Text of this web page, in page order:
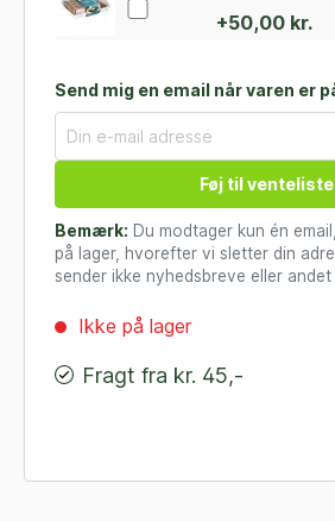
+50,00 kr.
Send mig en email når varen er
Føj til venteliste
Bemærk: Du modtager kun én
på lager, hvorefter vi sletter din
sender ikke nyhedsbreve eller andet
Ikke på lager
Fragt fra kr. 45,-